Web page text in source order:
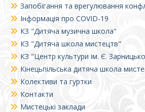
Запобігання та врегулювання
Інформація про COVID-19
КЗ "Дитяча музична школа"
КЗ "Дитяча школа мистецтв"
КЗ "Центр культури ім. Є.
Кінецьпільська дитяча школа
Колективи та гуртки
Контакти
Мистецькі заклади